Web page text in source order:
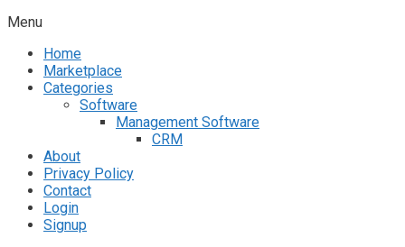
Menu
Home
Marketplace
Categories
Software
Management Software
CRM
About
Privacy Policy
Contact
Login
Signup